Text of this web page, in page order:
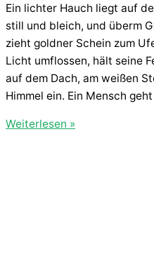
Ein lichter Hauch liegt auf
still und bleich, und überm
zieht goldner Schein zum
Licht umflossen, hält seine
auf dem Dach, am weißen
Himmel ein. Ein Mensch
Sommerlicht
Weiterlesen »